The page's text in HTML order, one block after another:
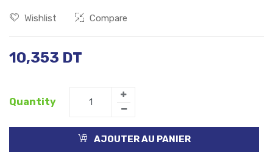
Wishlist Compare
10,353 DT
Quantity
AJOUTER AU PANIER